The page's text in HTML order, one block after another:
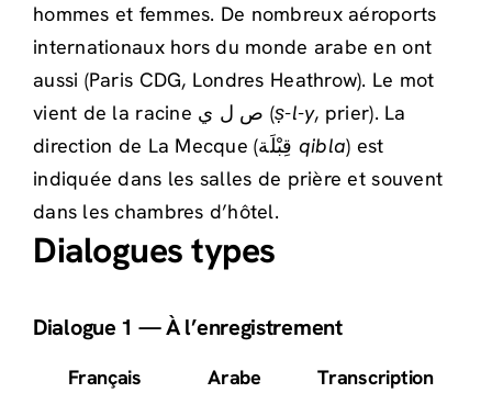
hommes et femmes. De nombreux aéroports
internationaux hors du monde arabe en ont
aussi (Paris CDG, Londres Heathrow). Le mot
vient de la racine ص ل ي (ṣ-l-y, prier). La
qibla) est
indiquée dans les salles de prière et souvent
dans les chambres d’hôtel.
Dialogues types
Dialogue 1 — À l’enregistrement
Français Arabe
Transcription